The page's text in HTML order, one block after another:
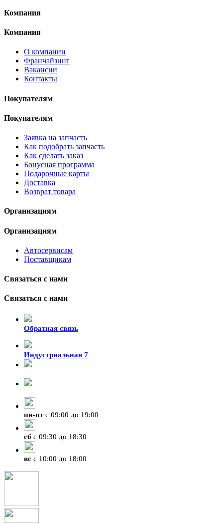
Компания
Компания
О компании
Франчайзинг
Вакансии
Контакты
Покупателям
Покупателям
Заявка на запчасть
Как подобрать запчасть
Как сделать заказ
Бонусная программа
Подарочные карты
Доставка
Возврат товара
Организациям
Организациям
Автосервисам
Поставщикам
Связаться с нами
Связаться с нами
Обратная связь
Индустриальная 7
пн-птс 09:00 до 19:00
сб с 09:30 до 18:30
вс с 10:00 до 18:00